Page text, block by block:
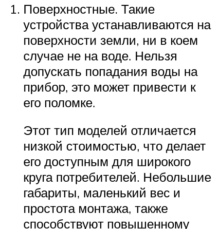
Поверхностные. Такие
устройства устанавливаются на
поверхности земли, ни в коем
случае не на воде. Нельзя
допускать попадания воды на
прибор, это может привести к
его поломке.
Этот тип моделей отличается
низкой стоимостью, что делает
его доступным для широкого
круга потребителей. Небольшие
габариты, маленький вес и
простота монтажа, также
способствуют повышенному